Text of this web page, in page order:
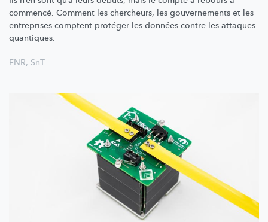
commencé. Comment les chercheurs, les gouvernements et les
entreprises comptent protéger les données contre les attaques
quantiques.
FNR, SnT